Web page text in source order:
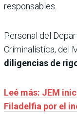
responsables.
Personal del
Criminalística, del
diligencias de
Leé más: JEM
Filadelfia por el